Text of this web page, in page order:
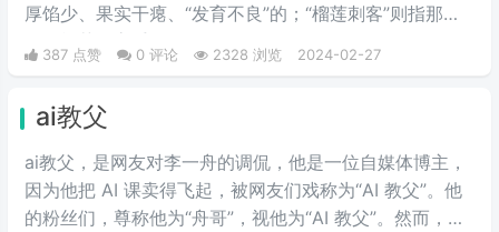
厚馅少、果实干瘪、“发育不良”的；“榴莲刺客”则指那些
会挑榴莲的高手。
387 点赞 0 评论 2328 浏览 2024-02-27
ai教父
ai教父，是网友对李一舟的调侃，他是一位自媒体博主，
因为他把 AI 课卖得飞起，被网友们戏称为“AI 教父”。他
的粉丝们，尊称他为“舟哥”，视他为“AI 教父”。然而，质